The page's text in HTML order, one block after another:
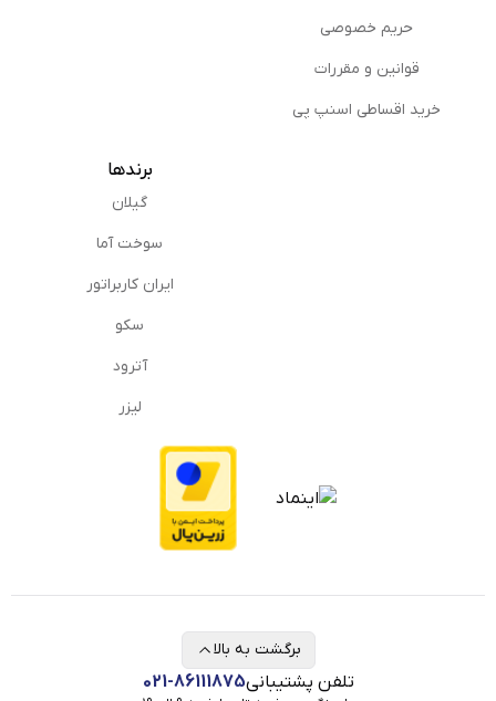
حریم خصوصی
قوانین و مقررات
خرید اقساطی اسنپ پی
برندها
گیلان
سوخت آما
ایران کاربراتور
سکو
آترود
لیزر
تلفن پشتیبانی021-86111875
برگشت به بالا